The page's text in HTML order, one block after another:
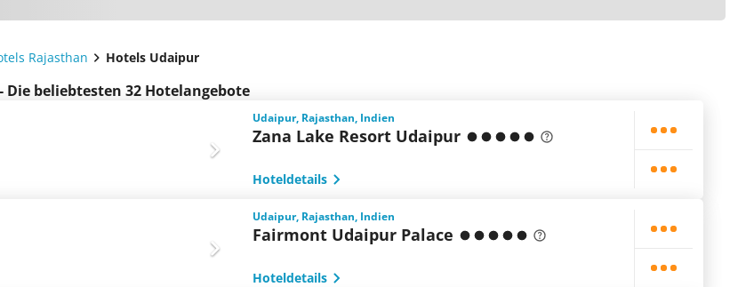
Rajasthan Hotels Udaipur
Die beliebtesten 32 Hotelangebote
Udaipur, Rajasthan, Indien
Zana Lake Resort Udaipur
Hoteldetails
Udaipur, Rajasthan, Indien
Fairmont Udaipur Palace
Hoteldetails